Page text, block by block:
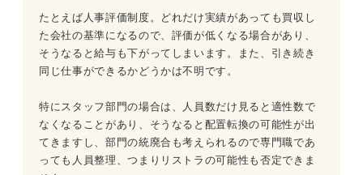
たとえば人事評価制度。どれだけ実績があっても買収し
た会社の基準になるので、評価が低くなる場合があり、
そうなると給与も下がってしまいます。また、引き続き
同じ仕事ができるかどうかは不明です。
特にスタッフ部門の場合は、人員数だけ見ると適性数で
なくなることがあり、そうなると配置転換の可能性が出
てきますし、部門の統廃合も考えられるので専門職であ
っても人員整理、つまりリストラの可能性も否定できま